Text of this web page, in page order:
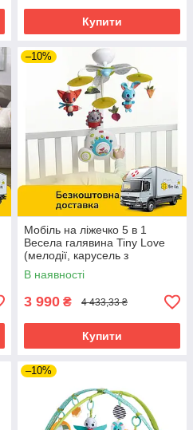
Купити
–10%
Мобіль на ліжечко 5 в 1
Весела галявина Tiny Love
(мелодії, карусель з
іграшками, підсвічування)
1304806830
В наявності
3 990 ₴ 4 433,33 ₴
Купити
–10%